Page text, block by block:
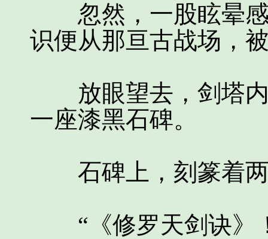
忽然，一股眩晕感
识便从那亘古战场，
放眼望去，剑塔内
一座漆黑石碑。
石碑上，刻篆着两
“《修罗天剑诀》